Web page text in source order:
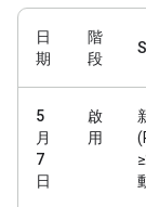
日
期
階
段
5
月
7
日
啟
用